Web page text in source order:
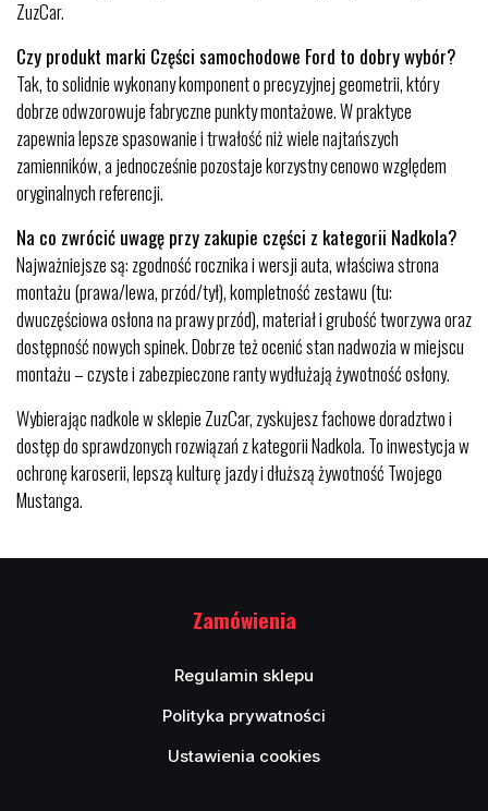
ZuzCar.
Czy produkt marki Części samochodowe Ford to dobry wybór?
Tak, to solidnie wykonany komponent o precyzyjnej geometrii, który
dobrze odwzorowuje fabryczne punkty montażowe. W praktyce
zapewnia lepsze spasowanie i trwałość niż wiele najtańszych
zamienników, a jednocześnie pozostaje korzystny cenowo względem
oryginalnych referencji.
Na co zwrócić uwagę przy zakupie części z kategorii Nadkola?
Najważniejsze są: zgodność rocznika i wersji auta, właściwa strona
montażu (prawa/lewa, przód/tył), kompletność zestawu (tu:
dwuczęściowa osłona na prawy przód), materiał i grubość tworzywa oraz
dostępność nowych spinek. Dobrze też ocenić stan nadwozia w miejscu
montażu – czyste i zabezpieczone ranty wydłużają żywotność osłony.
Wybierając nadkole w sklepie ZuzCar, zyskujesz fachowe doradztwo i
dostęp do sprawdzonych rozwiązań z kategorii Nadkola. To inwestycja w
ochronę karoserii, lepszą kulturę jazdy i dłuższą żywotność Twojego
Mustanga.
Zamówienia
Regulamin sklepu
Polityka prywatności
Ustawienia cookies